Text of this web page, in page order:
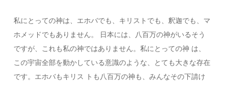
私にとっての神は、エホバでも、キリストでも、釈迦でも、マ
ホメッドでもありません。 日本には、八百万の神がいるそう
ですが、これも私の神ではありません。私にとっての神 は、
この宇宙全部を動かしている意識のような、とても大きな存在
です。エホバもキリス トも八百万の神も、みんなその下請け